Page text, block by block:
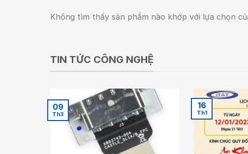
Không tìm thấy sản phẩm nào khớp với lựa chọn
TIN TỨC CÔNG NGHỆ
09
Th3
16
Th1